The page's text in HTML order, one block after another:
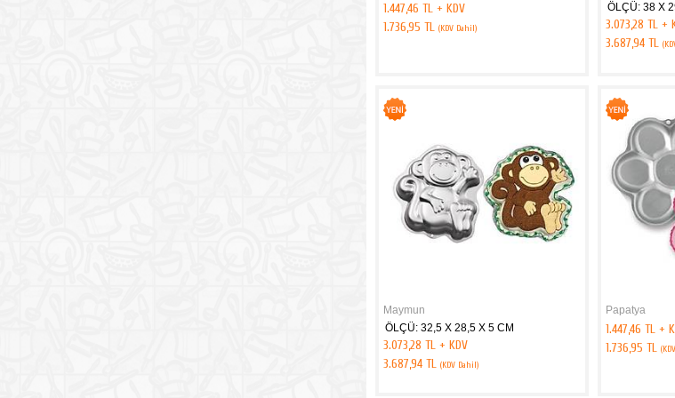
1.447,46 TL + KDV
1.736,95 TL (KDV Dahil)
ÖLÇÜ: 38 X
3.073,28 TL +
3.687,94 TL
Maymun
ÖLÇÜ: 32,5 X 28,5 X 5 CM
3.073,28 TL + KDV
3.687,94 TL (KDV Dahil)
Papatya
1.447,46 TL +
1.736,95 TL